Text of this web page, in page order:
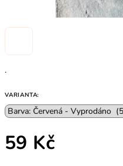
.
VARIANTA:
59 Kč